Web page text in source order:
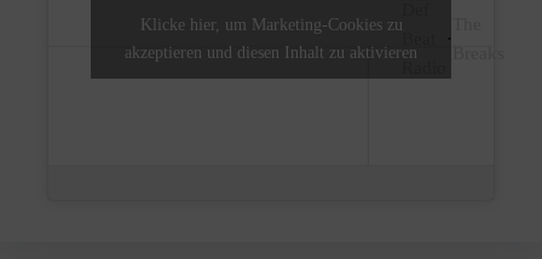
·
Klicke hier, um Marketing-Cookies zu
akzeptieren und diesen Inhalt zu aktivieren